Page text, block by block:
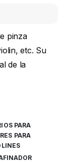
pinza
etc. Su
de la
PARA
PARA